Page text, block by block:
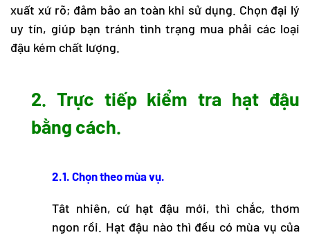
xuất xứ rõ; đảm bảo an toàn khi sử dụng. Chọn đại lý
uy tín, giúp bạn tránh tình trạng mua phải các loại
đậu kém chất lượng.
2. Trực tiếp kiểm tra hạt đậu
bằng cách.
2.1. Chọn theo mùa vụ.
Tât nhiên, cứ hạt đậu mới, thì chắc, thơm
ngon rồi. Hạt đậu nào thì đều có mùa vụ của